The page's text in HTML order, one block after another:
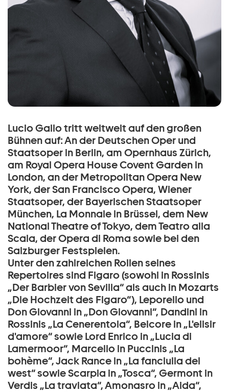
Lucio Gallo tritt weltweit auf den großen
Bühnen auf: An der Deutschen Oper und
Staatsoper in Berlin, am Opernhaus Zürich,
am Royal Opera House Covent Garden in
London, an der Metropolitan Opera New
York, der San Francisco Opera, Wiener
Staatsoper, der Bayerischen Staatsoper
München, La Monnaie in Brüssel, dem New
National Theatre of Tokyo, dem Teatro alla
Scala, der Opera di Roma sowie bei den
Salzburger Festspielen.
Unter den zahlreichen Rollen seines
Repertoires sind Figaro (sowohl in Rossinis
„Der Barbier von Sevilla“ als auch in Mozarts
„Die Hochzeit des Figaro“), Leporello und
Don Giovanni in „Don Giovanni“, Dandini in
Rossinis „La Cenerentola“, Belcore in „L'elisir
d'amore“ sowie Lord Enrico in „Lucia di
Lamermoor“, Marcello in Puccinis „La
bohème“, Jack Rance in „La fanciulla del
west“ sowie Scarpia in „Tosca“, Germont in
Verdis „La traviata“, Amonasro in „Aida“,